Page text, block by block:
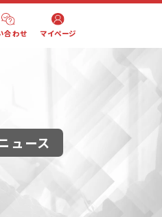
合わせ マイページ
ュース